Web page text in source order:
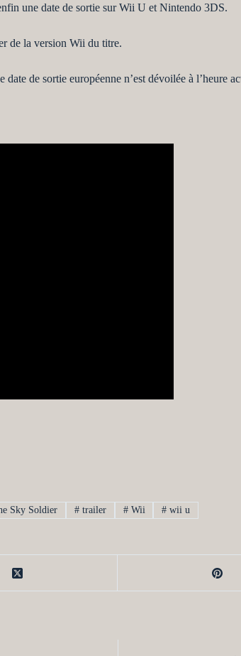
une date de sortie sur Wii U et Nintendo 3DS.
de la version Wii du titre.
de sortie européenne n’est dévoilée à l’heure
Sky Soldier #trailer #Wii # wii u